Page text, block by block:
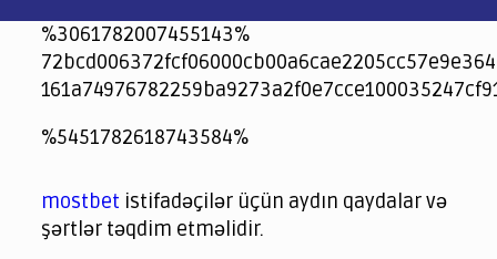
%3061782007455143%
jeetcity
1xbet
jeet city casino
%5451782618743584%
spintiger
Avabet
Spinrise
Crown Green
Crowngreen casino login
슈가 러쉬1000 슬롯
crazy time casino online
1xcasinozambia.com
codingworldnews.com
parimatch.kr
winorio
winorio casino
winorio
mostbet istifadəçilər üçün aydın qaydalar və
şərtlər təqdim etməlidir.